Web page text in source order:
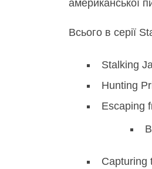
американської
Всього в серії
Stalking
Hunting
Escaping
Capturing